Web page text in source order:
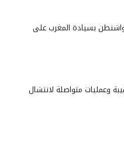
بسيادة المغرب على
وعمليات متواصلة لانتشال